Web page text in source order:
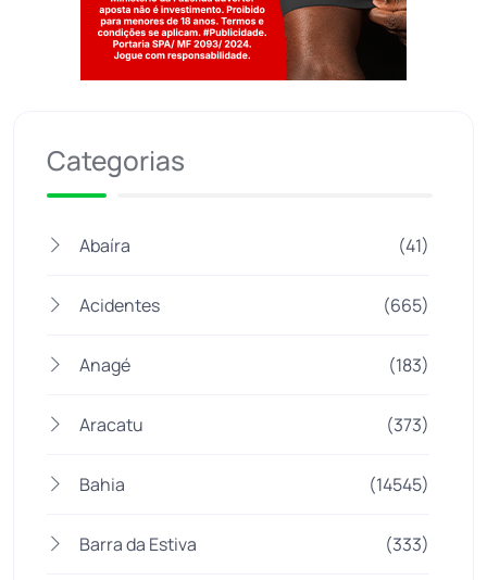
Categorias
Abaíra (41)
Acidentes (665)
Anagé (183)
Aracatu (373)
Bahia (14545)
Barra da Estiva (333)